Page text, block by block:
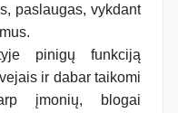
paslaugas, vykdant
pinigų funkciją
ir dabar taikomi
įmonių, blogai